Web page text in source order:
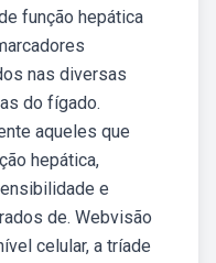
função hepática
nas diversas
do fígado.
aqueles que
hepática,
e
de. Webvisão
celular, a tríade